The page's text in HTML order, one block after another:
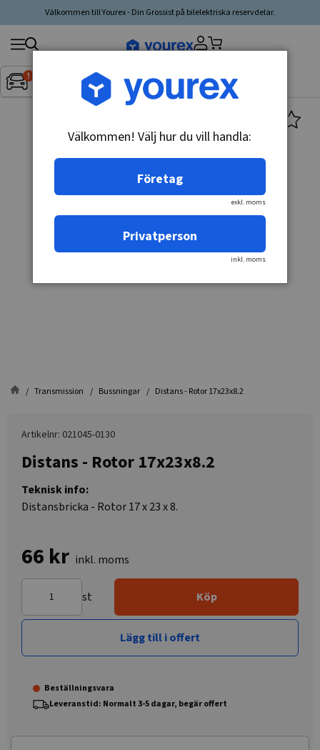
Välkommen till Yourex - Din Grossist på bilelektriska reservdelar.
Inget fordon valt▼
Sök
produkt,
tillverkare,
Transmission Bussningar Distans - Rotor 17x23x8.2
Artikelnr: 021045-0130
Distans - Rotor 17x23x8.2
Teknisk info:
Distansbricka - Rotor 17 x 23 x 8.
66 kr inkl. moms
st Köp
Lägg till i offert
Beställningsvara
Leveranstid: Normalt 3-5 dagar, begär offert
Välkommen! Välj hur du vill handla:
Företag
exkl. moms
Privatperson
inkl. moms